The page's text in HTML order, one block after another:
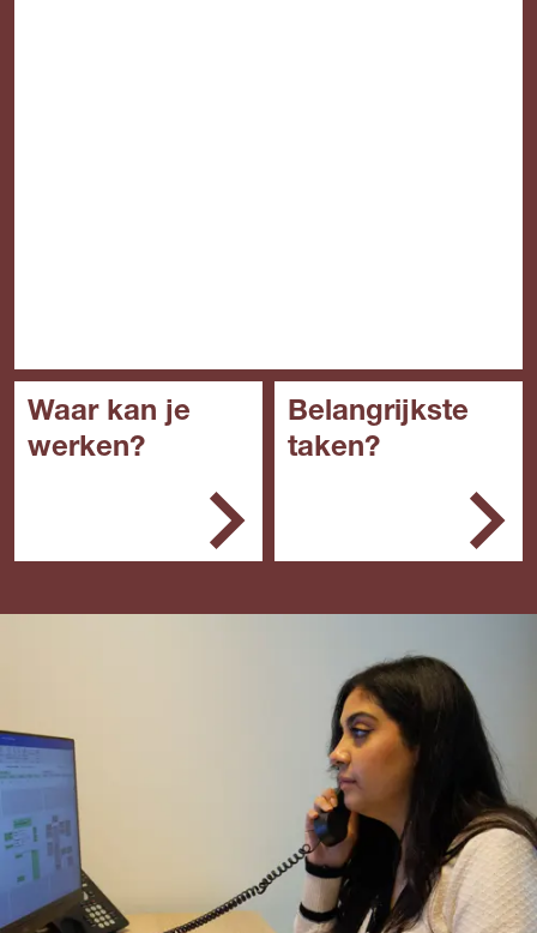
Waar kan je
werken?
Op de administratie van
bedrijven, instellingen of
gemeentes. Het kan ook
werk doet voor
Belangrijkste
taken?
aanspreekpunt voor
klanten
Je ondersteunt
collega's
Je helpt bij het
leveren van
managementinformati
e
Je voert marketing en
communicatie-
werkzaamheden uit.